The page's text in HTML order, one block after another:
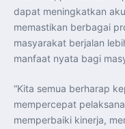
dapat meningkatkan
memastikan berbagai
masyarakat berjalan
manfaat nyata bagi
“Kita semua berharap
mempercepat
memperbaiki kinerja,